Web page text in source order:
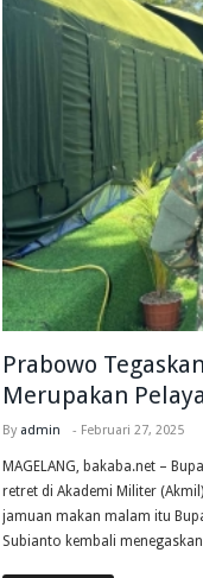
Prabowo
Merupakan
By admin - Februari 27, 2025
MAGELANG, bakaba.net –
retret di Akademi Militer
jamuan makan malam itu
Subianto kembali